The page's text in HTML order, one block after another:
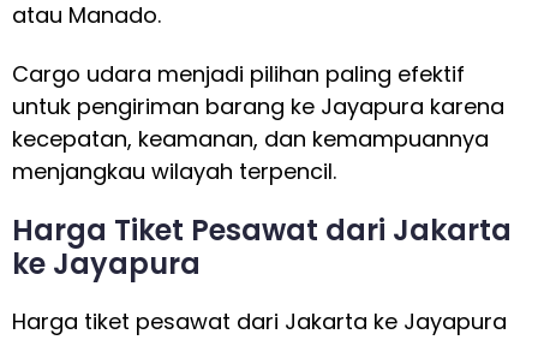
atau Manado.
Cargo udara menjadi pilihan paling efektif
untuk pengiriman barang ke Jayapura karena
kecepatan, keamanan, dan kemampuannya
menjangkau wilayah terpencil.
Harga Tiket Pesawat dari Jakarta
ke Jayapura
Harga tiket pesawat dari Jakarta ke Jayapura